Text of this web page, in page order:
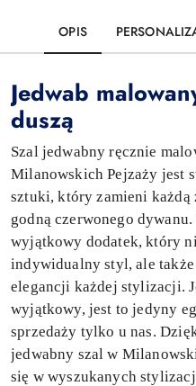
OPIS
Jedwab
duszą
Szal jedwabny ręcznie
Milanowskich Pejzaży jest
sztuki, który zamieni każdą
godną czerwonego
wyjątkowy dodatek, który
indywidualny styl, ale
elegancji każdej stylizacji.
wyjątkowy, jest to jedyny
sprzedaży tylko u nas.
jedwabny szal w
się w wyszukanych